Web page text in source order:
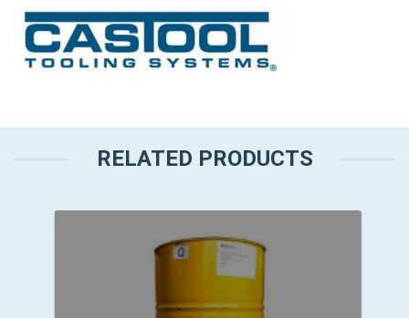
RELATED PRODUCTS